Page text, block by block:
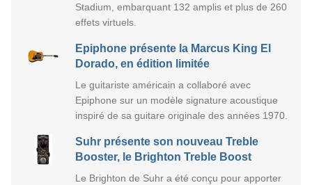
Stadium, embarquant 132 amplis et plus de 260
effets virtuels.
Epiphone présente la Marcus King El
Dorado, en édition limitée
Le guitariste américain a collaboré avec
Epiphone sur un modèle signature acoustique
inspiré de sa guitare originale des années 1970.
Suhr présente son nouveau Treble
Booster, le Brighton Treble Boost
Le Brighton de Suhr a été conçu pour apporter